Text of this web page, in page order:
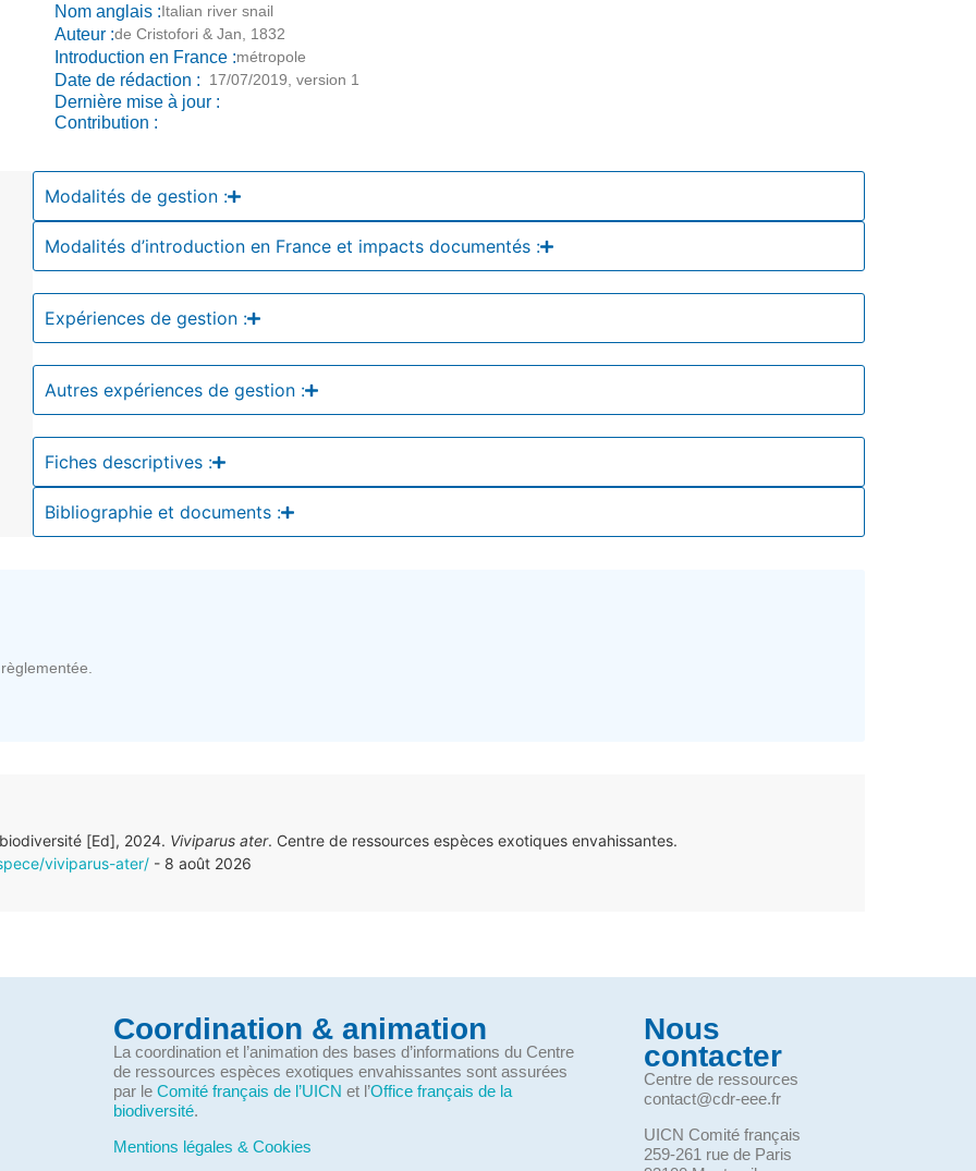
Nom anglais :Italian river snail
Auteur :de Cristofori & Jan, 1832
Introduction en France :métropole
Date de rédaction : 17/07/2019, version 1
Dernière mise à jour :
Contribution :
Modalités de gestion :
Modalités d’introduction en France et impacts documentés :
Expériences de gestion :
Autres expériences de gestion :
Fiches descriptives :
Bibliographie et documents :
[Ed], 2024. Viviparus ater. Centre de ressources espèces exotiques envahissantes.
viviparus-ater/ - 8 août 2026
Coordination & animation
La coordination et l’animation des bases d’informations du Centre
de ressources espèces exotiques envahissantes sont assurées
par le Comité français de l’UICN et l’Office français de la
biodiversité.
Mentions légales & Cookies
Nous
contacter
Centre de ressources
contact@cdr-eee.fr
UICN Comité français
259-261 rue de Paris